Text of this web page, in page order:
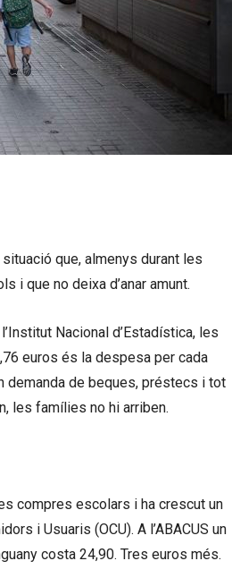
que, almenys durant les
i que no deixa d’anar amunt.
Nacional d’Estadística, les
euros és la despesa per cada
demanda de beques, préstecs i tot
les famílies no hi arriben.
compres escolars i ha crescut un
i Usuaris (OCU). A l’ABACUS un
costa 24,90. Tres euros més.